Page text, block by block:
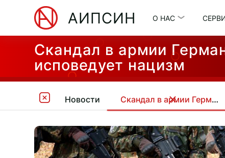
АИПСИН О НАС
Скандал в армии
исповедует нацизм
Новости Скандал в армии Германии: элита Бундесвера употребляет наркотики и исповедует нацизм